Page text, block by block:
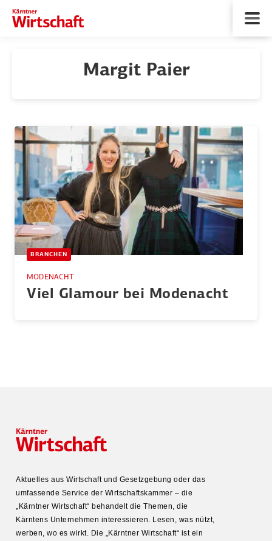
Margit Paier
BRANCHEN
MODENACHT
Viel Glamour bei Modenacht
Aktuelles aus Wirtschaft und Gesetz­gebung oder das
umfas­sende Service der Wirtschafts­kammer – die
„Kärntner Wirtschaft“ behandelt die Themen, die
Kärntens Unter­nehmen inter­es­sieren. Lesen, was nützt,
werben, wo es wirkt. Die „Kärntner Wirtschaft“ ist ein